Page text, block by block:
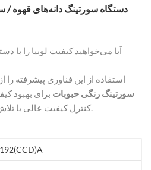
دستگاه سورتینگ دانه‌های قهوه /
آیا می‌خواهید کیفیت لوبیا را با
استفاده از این فناوری پیشرفته را
سورتینگ رنگی حبوبات برای بهبود
کنترل کیفیت عالی با تلاش کمتر و غلظت فوق‌العاده بالا.